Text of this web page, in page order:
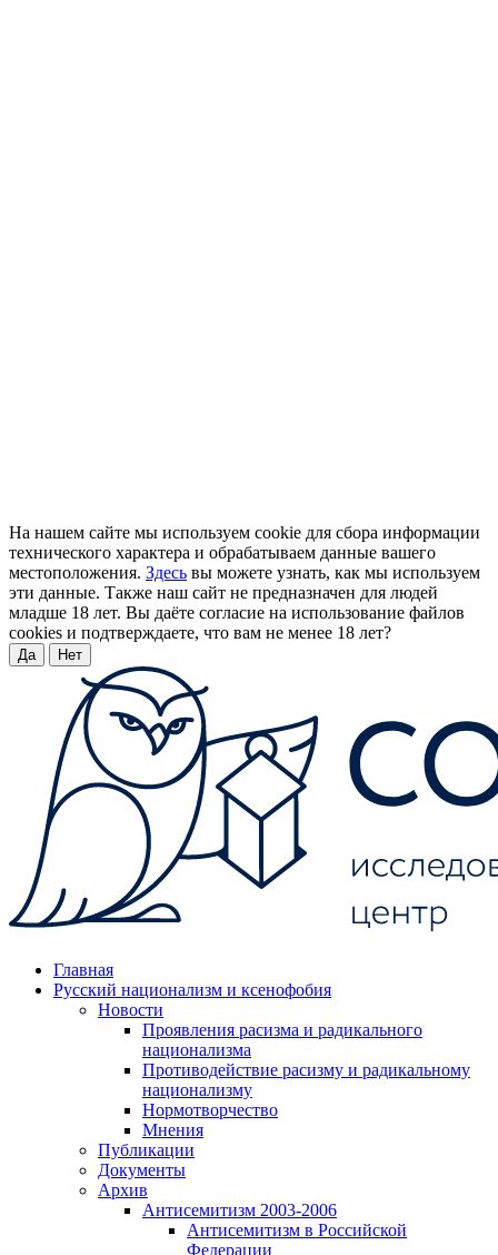
На нашем сайте мы используем cookie для сбора информации
технического характера и обрабатываем данные вашего
местоположения. Здесь вы можете узнать, как мы используем
эти данные. Также наш сайт не предназначен для людей
младше 18 лет. Вы даёте согласие на использование файлов
cookies и подтверждаете, что вам не менее 18 лет?
Да Нет
Главная
Русский национализм и ксенофобия
Новости
Проявления расизма и радикального
национализма
Противодействие расизму и радикальному
национализму
Нормотворчество
Мнения
Публикации
Документы
Архив
Антисемитизм 2003-2006
Антисемитизм в Российской
Федерации